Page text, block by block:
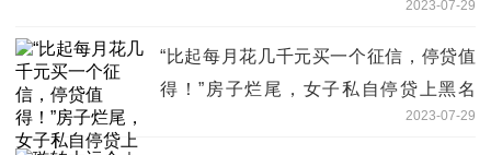
2023-07-29
“比起每月花几千元买一个征信，停贷值
得！”房子烂尾，女子私自停贷上黑名
2023-07-29